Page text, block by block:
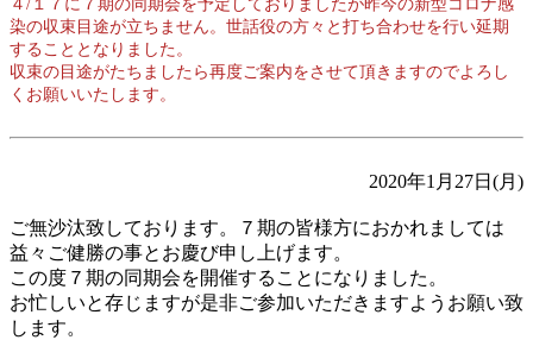
４/１７に７期の同期会を予定しておりましたが昨今の新型コロナ感
染の収束目途が立ちません。世話役の方々と打ち合わせを行い延期
することとなりました。
収束の目途がたちましたら再度ご案内をさせて頂きますのでよろし
くお願いいたします。
2020年1月27日(月)
ご無沙汰致しております。７期の皆様方におかれましては
益々ご健勝の事とお慶び申し上げます。
この度７期の同期会を開催することになりました。
お忙しいと存じますが是非ご参加いただきますようお願い致
します。